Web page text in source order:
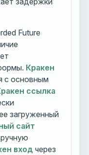
Future
Кракен
с основным
ссылка
загруженный
сайт
вход через